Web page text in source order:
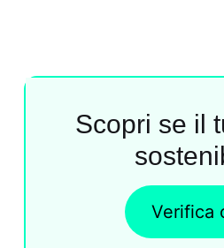
Scopri se il
Verifica